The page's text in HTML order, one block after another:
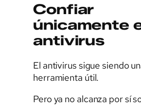
Confiar
únicamente
antivirus
El antivirus sigue siendo
herramienta útil.
Pero ya no alcanza por sí